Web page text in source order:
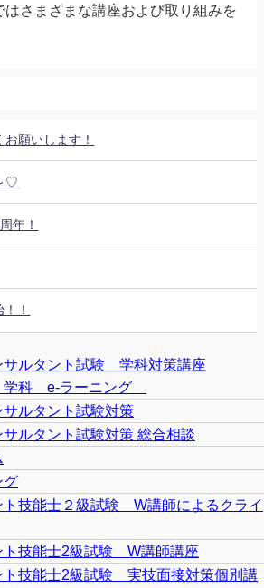
はさまざまな講座および取り組みを
願いします！
♡
年！
！
サルタント試験 学科対策講座
学科 e-ラーニング
ルタント試験対策
ルタント試験対策 総合相談
グ
ト技能士２級試験 W講師によるクライ
ト技能士2級試験 W講師講座
ト技能士2級試験 実技面接対策個別講